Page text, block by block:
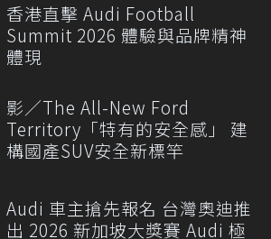
香港直擊 Audi Football
Summit 2026 體驗與品牌精神
體現
影／The All-New Ford
Territory「特有的安全感」 建
構國產SUV安全新標竿
Audi 車主搶先報名 台灣奧迪推
出 2026 新加坡大獎賽 Audi 極